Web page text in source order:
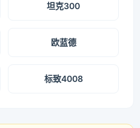
坦克300
欧蓝德
标致4008